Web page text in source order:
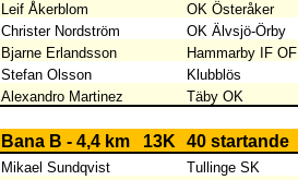
Leif Åkerblom OK Österåker
Christer Nordström OK Älvsjö-Örby
Bjarne Erlandsson Hammarby IF OF
Stefan Olsson Klubblös
Alexandro Martinez
Täby OK
Bana B - 4,4 km 13K 40 startande
Mikael Sundqvist Tullinge SK